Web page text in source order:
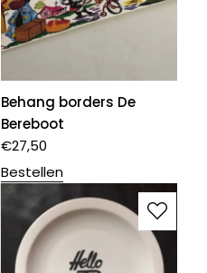
Behang borders De
Bereboot
€27,50
Bestellen